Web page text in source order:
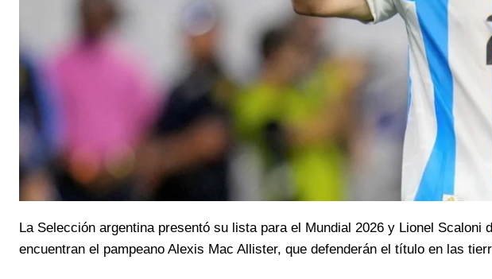
La Selección argentina presentó su lista para el Mundial 2026 y Lionel Scaloni
encuentran el pampeano Alexis Mac Allister, que defenderán el título en las